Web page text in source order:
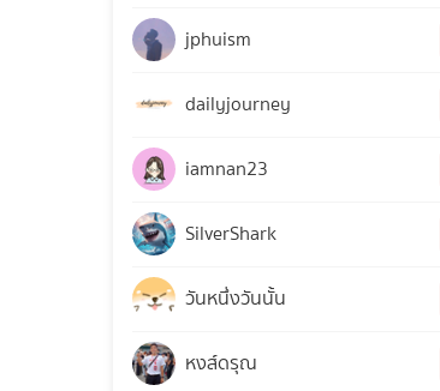
jphuism
dailyjourney
iamnan23
SilverShark
วันหนึ่งวันนั้น
หงส์ดรุณ